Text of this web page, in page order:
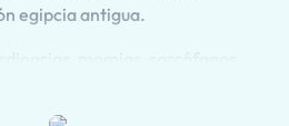
egipcia antigua.
artefactos bellamente
más de 4.000 años de historia.